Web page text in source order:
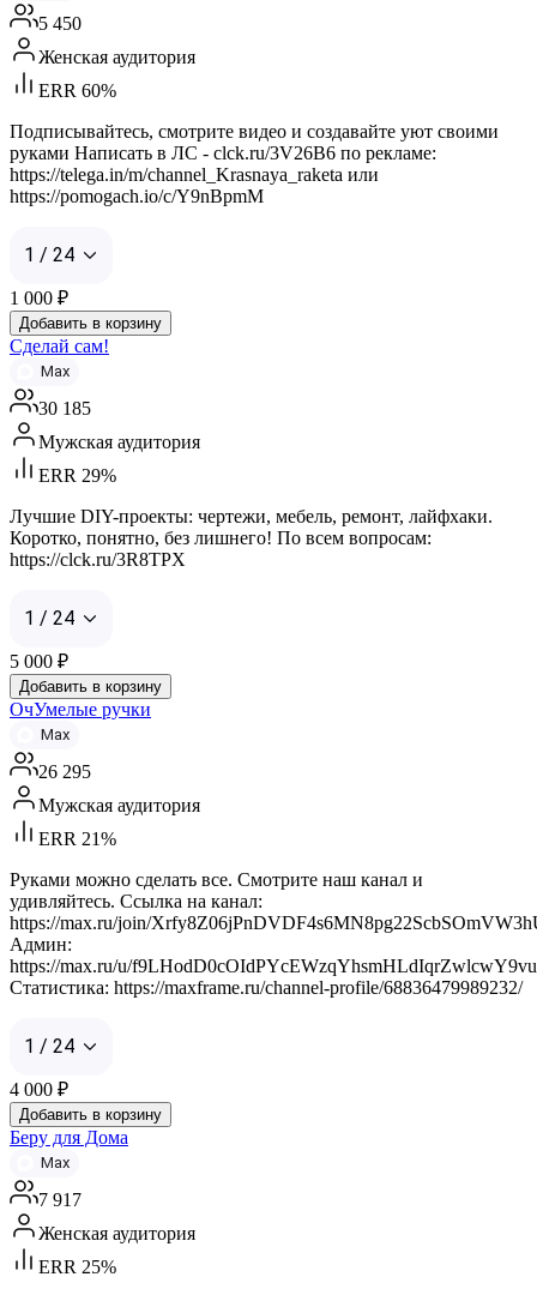
5 450
Женская аудитория
ERR 60%
Подписывайтесь, смотрите видео и создавайте уют своими
руками Написать в ЛС - clck.ru/3V26B6 по рекламе:
https://telega.in/m/channel_Krasnaya_raketa или
https://pomogach.io/c/Y9nBpmM
1 / 24
1 000 ₽
Добавить в корзину
Сделай сам!
Max
30 185
Мужская аудитория
ERR 29%
Лучшие DIY-проекты: чертежи, мебель, ремонт, лайфхаки.
Коротко, понятно, без лишнего! По всем вопросам:
https://clck.ru/3R8TPX
1 / 24
5 000 ₽
Добавить в корзину
ОчУмелые ручки
Max
26 295
Мужская аудитория
ERR 21%
Руками можно сделать все. Смотрите наш канал и
удивляйтесь. Ссылка на канал:
https://max.ru/join/
Админ:
https://max.ru/u/
Статистика: https://maxframe.ru/channel-profile/68836479989232/
1 / 24
4 000 ₽
Добавить в корзину
Беру для Дома
Max
7 917
Женская аудитория
ERR 25%